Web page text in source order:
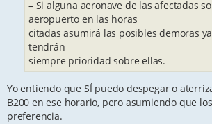
– Si alguna aeronave de las afectadas
aeropuerto en las horas
citadas asumirá las posibles demoras
tendrán
siempre prioridad sobre ellas.
Yo entiendo que SÍ puedo despegar o
B200 en ese horario, pero asumiendo que
preferencia.